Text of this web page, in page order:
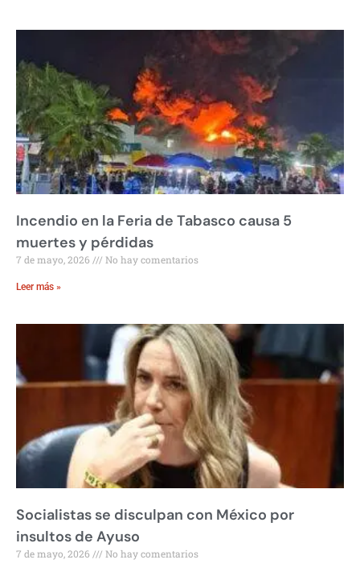
Incendio en la Feria de Tabasco causa 5
muertes y pérdidas
7 de mayo, 2026 No hay comentarios
Leer más »
Socialistas se disculpan con México por
insultos de Ayuso
7 de mayo, 2026 No hay comentarios